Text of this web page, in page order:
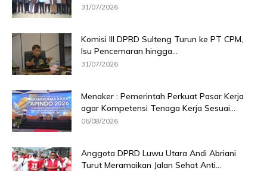
31/07/2026
Komisi III DPRD Sulteng Turun ke PT CPM,
Isu Pencemaran hingga...
31/07/2026
Menaker : Pemerintah Perkuat Pasar Kerja
agar Kompetensi Tenaga Kerja Sesuai...
06/08/2026
Anggota DPRD Luwu Utara Andi Abriani
Turut Meramaikan Jalan Sehat Anti...